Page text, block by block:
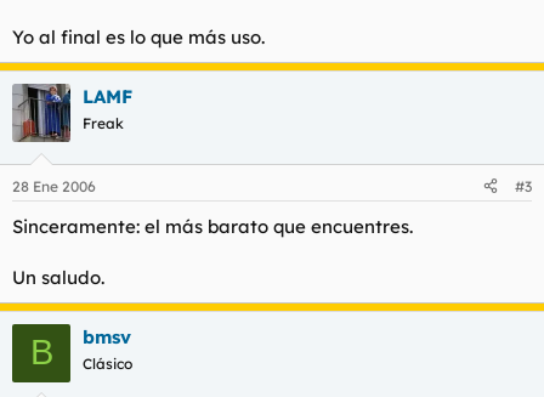
Yo al final es lo que más uso.
LAMF
Freak
28 Ene 2006 #3
Sinceramente: el más barato que encuentres.
Un saludo.
B bmsv
Clásico